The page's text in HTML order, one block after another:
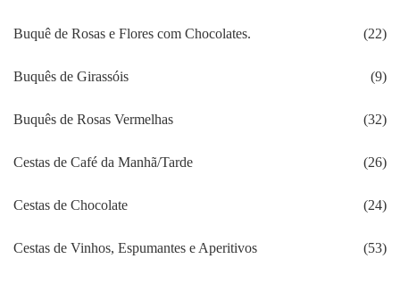
Buquê de Rosas e Flores com Chocolates. (22)
Buquês de Girassóis (9)
Buquês de Rosas Vermelhas (32)
Cestas de Café da Manhã/Tarde (26)
Cestas de Chocolate (24)
Cestas de Vinhos, Espumantes e Aperitivos (53)